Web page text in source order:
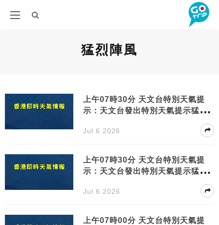
猛烈陣風
上午07時30分 天文台特別天氣提
示：天文台發出特別天氣提示猛烈
Jul 6 2026
上午07時30分 天文台特別天氣提
示：天文台發出特別天氣提示猛烈
Jul 6 2026
上午07時00分 天文台特別天氣提